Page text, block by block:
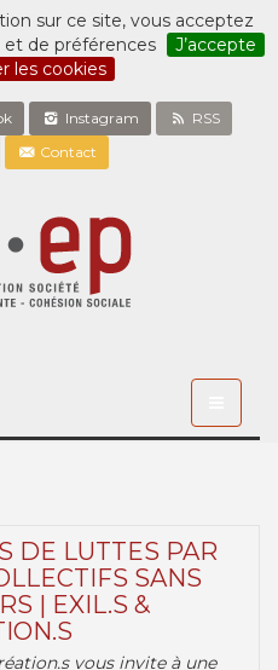
sur ce site, vous acceptez
et de préférences
J’accepte
les cookies
Instagram
RSS
Contact
DE LUTTES PAR
SANS
| EXIL.S &
vous invite à une